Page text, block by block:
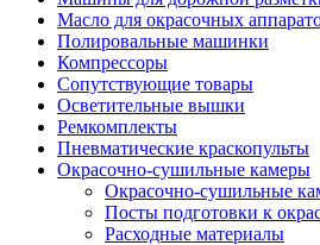
Масло для окрасочных
Полировальные машинки
Компрессоры
Сопутствующие товары
Осветительные вышки
Ремкомплекты
Пневматические краскопульты
Окрасочно-сушильные камеры
Окрасочно-сушильные
Посты подготовки к
Расходные материалы